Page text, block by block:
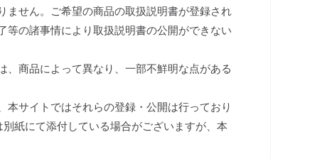
ません。ご希望の商品の取扱説明書が登録され
の諸事情により取扱説明書の公開ができない
商品によって異なり、一部不鮮明な点がある
サイトではそれらの登録・公開は行っており
紙にて添付している場合がございますが、本